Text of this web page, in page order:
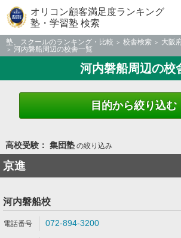
オリコン顧客満足度ランキング
塾・学習塾 検索
塾、スクールのランキング・比較 校舎検索
大阪
河内磐船周辺の校舎一覧
河内磐船周辺の校
目的から絞り込む
高校受験： 集団塾の絞り込み
京進
河内磐船校
072-894-3200